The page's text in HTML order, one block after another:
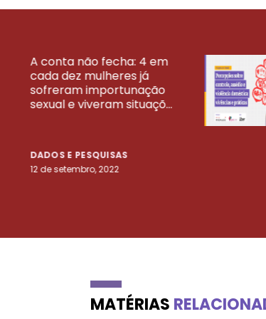
A conta não fecha: 4 em
cada dez mulheres já
sofreram importunação
sexual e viveram situaçõ...
DADOS E PESQUISAS
12 de setembro, 2022
VEJA
MATÉRIAS